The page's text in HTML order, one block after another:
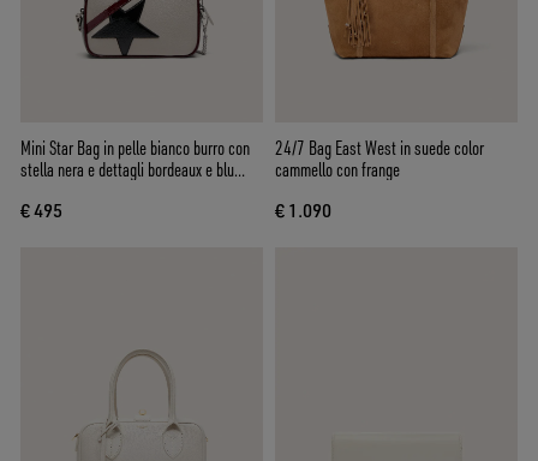
Mini Star Bag in pelle bianco burro con
stella nera e dettagli bordeaux e blu
€ 495
24/7 Bag East West in suede color
cammello con frange
€ 1.090